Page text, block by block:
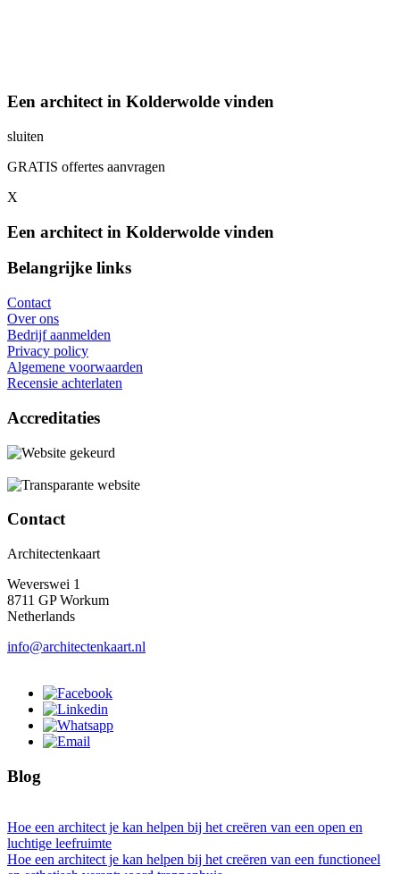
Een architect in Kolderwolde vinden
sluiten
GRATIS offertes aanvragen
X
Een architect in Kolderwolde vinden
Belangrijke links
Contact
Over ons
Bedrijf aanmelden
Privacy policy
Algemene voorwaarden
Recensie achterlaten
Accreditaties
Contact
Architectenkaart
Weverswei 1
8711 GP Workum
Netherlands
info@architectenkaart.nl
Blog
Hoe een architect je kan helpen bij het creëren van een open en
luchtige leefruimte
Hoe een architect je kan helpen bij het creëren van een functioneel